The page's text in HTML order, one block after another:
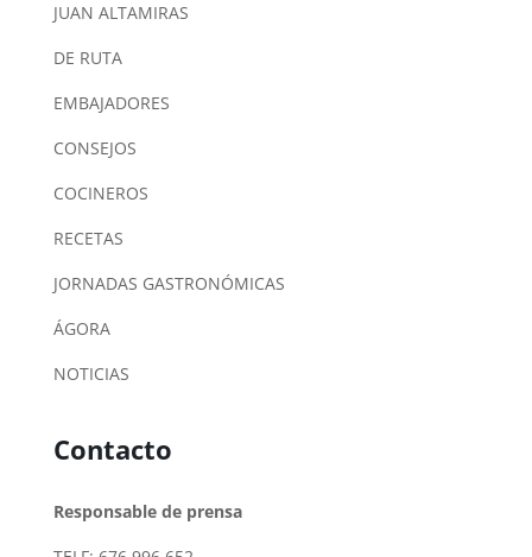
JUAN ALTAMIRAS
DE RUTA
EMBAJADORES
CONSEJOS
COCINEROS
RECETAS
JORNADAS GASTRONÓMICAS
ÁGORA
NOTICIAS
Contacto
Responsable de prensa